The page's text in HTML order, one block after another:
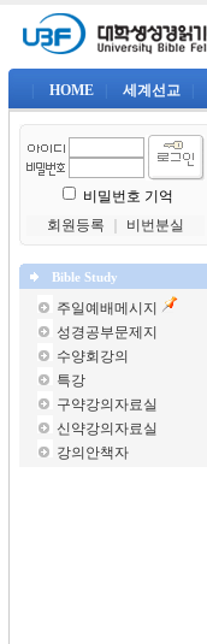
HOME 세계선교
비밀번호 기억
회원등록
비번분실
Bible Study
주일예배메시지
성경공부문제지
수양회강의
특강
구약강의자료실
신약강의자료실
강의안책자